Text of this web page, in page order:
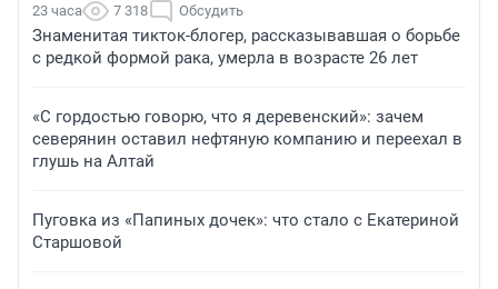
23 часа 7 318 Обсудить
Знаменитая тикток-блогер, рассказывавшая о борьбе
с редкой формой рака, умерла в возрасте 26 лет
«С гордостью говорю, что я деревенский»: зачем
северянин оставил нефтяную компанию и переехал в
глушь на Алтай
Пуговка из «Папиных дочек»: что стало с Екатериной
Старшовой